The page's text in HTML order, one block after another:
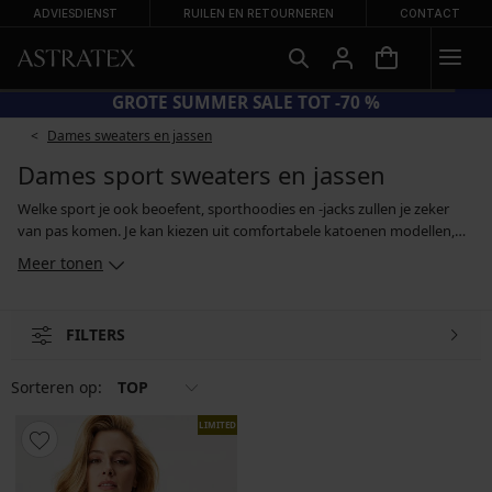
ADVIESDIENST RUILEN EN RETOURNEREN CONTACT
GROTE SUMMER SALE TOT -70 %
Dames sweaters en jassen
Dames sport sweaters en jassen
Welke sport je ook beoefent, sporthoodies en -jacks zullen je zeker
van pas komen. Je kan kiezen uit comfortabele katoenen modellen,
materialen. Deze materialen hebben de eigenschap vocht van het
voor effen basiskleuren of gedessineerde modellen, in ons ruimte
Meer tonen
FILTERS
Sorteren op: TOP
LIMITED